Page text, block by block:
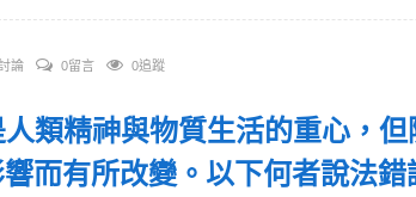
論 0留言 0追蹤
類精神與物質生活的重心，
而有所改變。以下何者說法錯